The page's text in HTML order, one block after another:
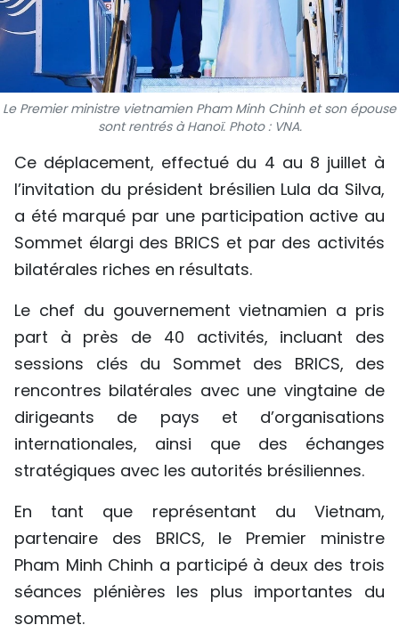
INFOGRAPHIE
PHOTO
VIDÉO
À PROPOS DU "PEUPLE"
TIẾNG VIỆT
ENGLISH
中文
РУССКИЙ
ESPAÑOL
Le Premier ministre vietnamien Pham Minh Chinh et son épouse
sont rentrés à Hanoï. Photo : VNA.
Ce déplacement, effectué du 4 au 8 juillet à
l’invitation du président brésilien Lula da Silva,
a été marqué par une participation active au
Sommet élargi des BRICS et par des activités
bilatérales riches en résultats.
Le chef du gouvernement vietnamien a pris
part à près de 40 activités, incluant des
sessions clés du Sommet des BRICS, des
rencontres bilatérales avec une vingtaine de
dirigeants de pays et d’organisations
internationales, ainsi que des échanges
stratégiques avec les autorités brésiliennes.
En tant que représentant du Vietnam,
partenaire des BRICS, le Premier ministre
Pham Minh Chinh a participé à deux des trois
séances plénières les plus importantes du
sommet.